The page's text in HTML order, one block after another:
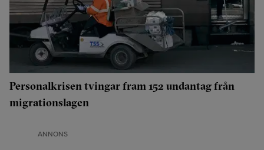
Personalkrisen tvingar fram 152 undantag från
migrationslagen
ANNONS